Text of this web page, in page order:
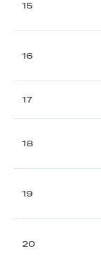
15
16
17
18
19
20